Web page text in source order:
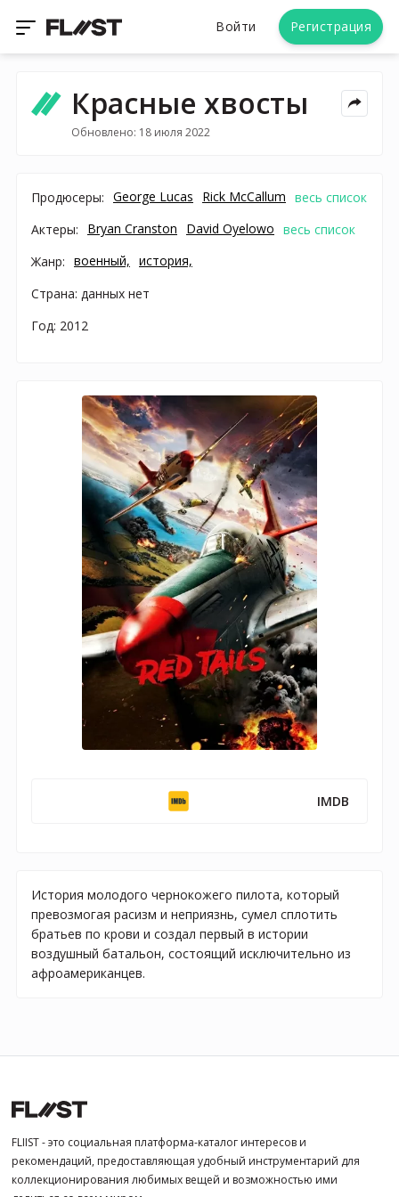
Войти Регистрация
Красные xвосты
Обновлено: 18 июля 2022
Продюсеры: George Lucas Rick McCallum весь список
Актеры:
Bryan Cranston David Oyelowo весь список
Жанр: военный, история,
Страна: данных нет
Год: 2012
IMDB
История молодого чернокожего пилота, который
превозмогая расизм и неприязнь, сумел сплотить
братьев по крови и создал первый в истории
воздушный батальон, состоящий исключительно из
афроамериканцев.
FLIIST - это социальная платформа-каталог интересов и
рекомендаций, предоставляющая удобный инструментарий для
коллекционирования любимых вещей и возможностью ими